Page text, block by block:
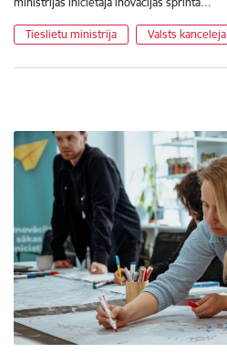
Tieslietu ministrija Valsts kanceleja